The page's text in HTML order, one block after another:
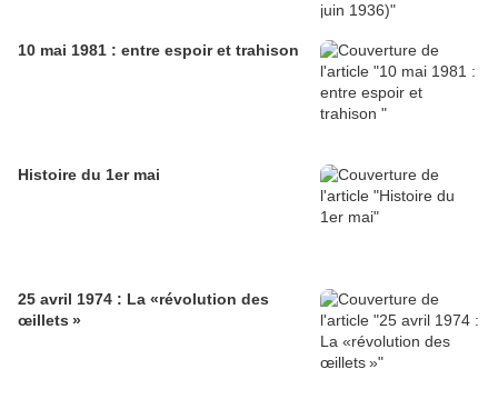
10 mai 1981 : entre espoir et trahison
Histoire du 1er mai
25 avril 1974 : La «révolution des
œillets »